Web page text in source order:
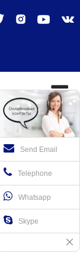
Send Email
Telephone
Whatsapp
Skype